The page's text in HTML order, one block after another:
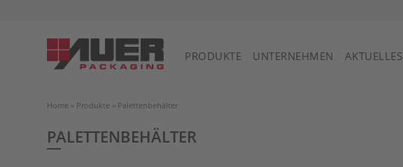
PRODUKTE UNTERNEHMEN AKTUELLES
Home » Produkte » Palettenbehälter
PALETTENBEHÄLTER